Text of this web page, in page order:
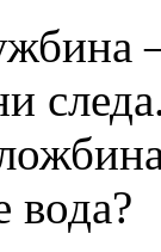
вода?